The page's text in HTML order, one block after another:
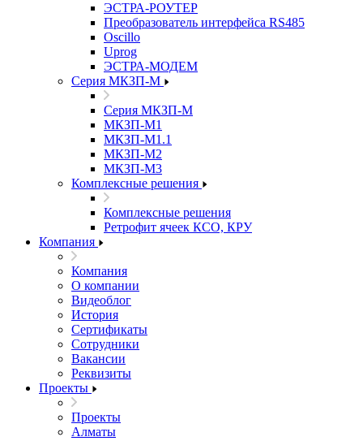
ЭСТРА-РОУТЕР
Преобразователь интерфейса RS485
Oscillo
Uprog
ЭСТРА-МОДЕМ
Серия МКЗП-М
Серия МКЗП-М
МКЗП-М1
МКЗП-М1.1
МКЗП-М2
МКЗП-М3
Комплексные решения
Комплексные решения
Ретрофит ячеек КСО, КРУ
Компания
Компания
О компании
Видеоблог
История
Сертификаты
Сотрудники
Вакансии
Реквизиты
Проекты
Проекты
Алматы